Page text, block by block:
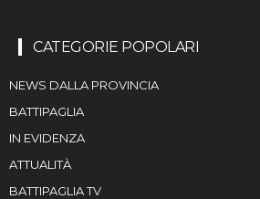
CATEGORIE POPOLARI
NEWS DALLA PROVINCIA
BATTIPAGLIA
IN EVIDENZA
ATTUALITÀ
BATTIPAGLIA TV